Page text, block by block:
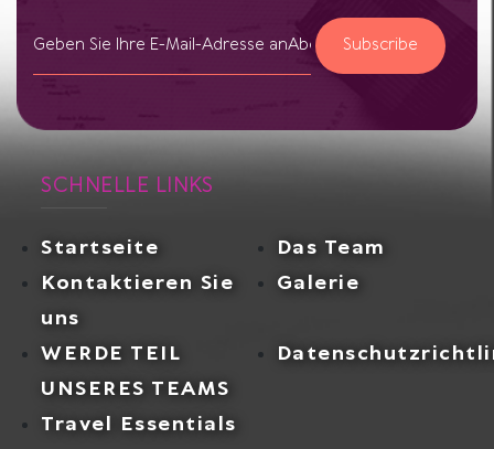
Subscribe
SCHNELLE LINKS
Startseite
Das Team
Kontaktieren Sie
uns
Galerie
WERDE TEIL
UNSERES TEAMS
Travel Essentials